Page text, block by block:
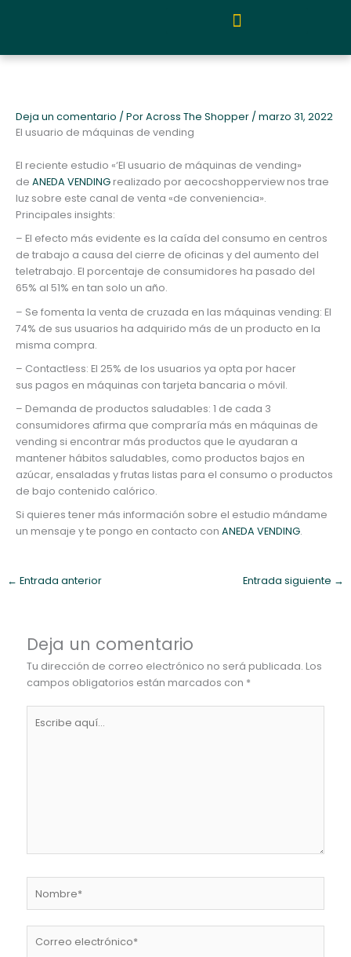
Deja un comentario / PorAcross The Shopper / marzo 31, 2022
El usuario de máquinas de vending
El reciente estudio «‘El usuario de máquinas de vending»
de ANEDA VENDINGrealizado por aecocshopperview nos trae
luz sobre este canal de venta «de conveniencia».
Principales insights:
– El efecto más evidente es la caída del consumo en centros
de trabajo a causa del cierre de oficinas y del aumento del
teletrabajo. El porcentaje de consumidores ha pasado del
65% al 51% en tan solo un año.
– Se fomenta la venta de cruzada en las máquinas vending: El
74% de sus usuarios ha adquirido más de un producto en la
misma compra.
– Contactless: El 25% de los usuarios ya opta por hacer
sus pagos en máquinas con tarjeta bancaria o móvil.
– Demanda de productos saludables: 1 de cada 3
consumidores afirma que compraría más en máquinas de
vending si encontrar más productos que le ayudaran a
mantener hábitos saludables, como productos bajos en
azúcar, ensaladas y frutas listas para el consumo o productos
de bajo contenido calórico.
Si quieres tener más información sobre el estudio mándame
un mensaje y te pongo en contacto con ANEDA VENDING.
← Entrada anterior Entrada siguiente →
Deja un comentario
Tu dirección de correo electrónico no será publicada. Los
campos obligatorios están marcados con *
aquí...
electrónico*